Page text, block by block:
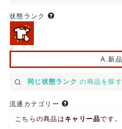
状態ランク
A.新品
同じ状態ランク の商品を探す
流通カテゴリー
こちらの商品は キャリー品です。